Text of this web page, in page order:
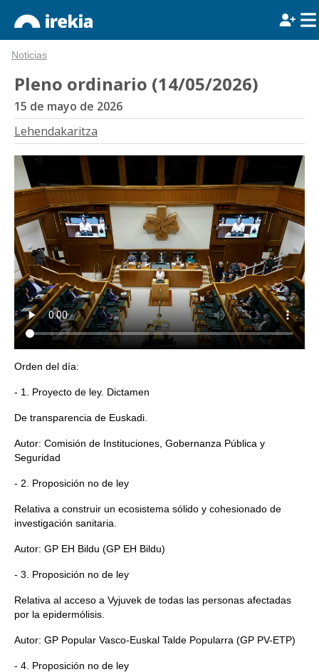
Noticias
Pleno ordinario (14/05/2026)
15 de mayo de 2026
Lehendakaritza
Orden del día:
- 1. Proyecto de ley. Dictamen
De transparencia de Euskadi.
Autor: Comisión de Instituciones, Gobernanza Pública y
Seguridad
- 2. Proposición no de ley
Relativa a construir un ecosistema sólido y cohesionado de
investigación sanitaria.
Autor: GP EH Bildu (GP EH Bildu)
- 3. Proposición no de ley
Relativa al acceso a Vyjuvek de todas las personas afectadas
por la epidermólisis.
Autor: GP Popular Vasco-Euskal Talde Popularra (GP PV-ETP)
- 4. Proposición no de ley